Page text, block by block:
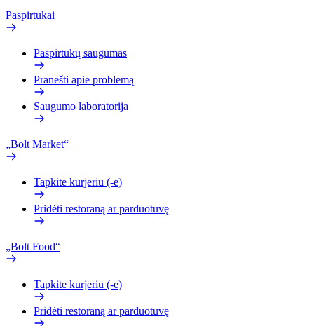
Paspirtukai
Paspirtukų saugumas
Pranešti apie problemą
Saugumo laboratorija
„Bolt Market“
Tapkite kurjeriu (-e)
Pridėti restoraną ar parduotuvę
„Bolt Food“
Tapkite kurjeriu (-e)
Pridėti restoraną ar parduotuvę